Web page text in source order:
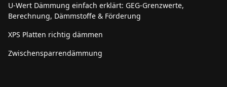
U-Wert Dämmung einfach erklärt: GEG-Grenzwerte,
Berechnung, Dämmstoffe & Förderung
XPS Platten richtig dämmen
Zwischensparrendämmung